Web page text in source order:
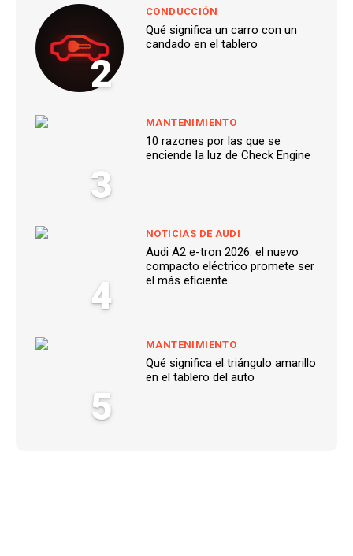
2
CONDUCCIÓN
Qué significa un carro con un
candado en el tablero
3
MANTENIMIENTO
10 razones por las que se
enciende la luz de Check Engine
4
NOTICIAS DE AUDI
Audi A2 e-tron 2026: el nuevo
compacto eléctrico promete ser
el más eficiente
5
MANTENIMIENTO
Qué significa el triángulo amarillo
en el tablero del auto